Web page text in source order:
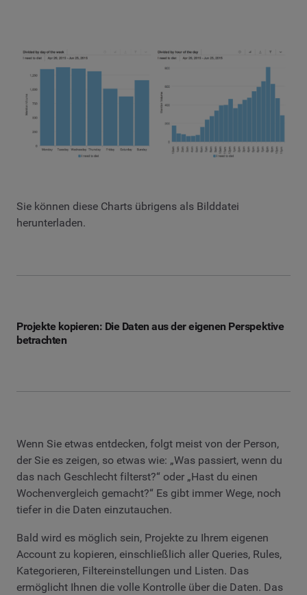
Sie können diese Charts übrigens als Bilddatei
herunterladen.
Projekte kopieren: Die Daten aus der eigenen Perspektive
betrachten
Wenn Sie etwas entdecken, folgt meist von der Person,
der Sie es zeigen, so etwas wie: „Was passiert, wenn du
das nach Geschlecht filterst?“ oder „Hast du einen
Wochenvergleich gemacht?“ Es gibt immer Wege, noch
tiefer in die Daten einzutauchen.
Bald wird es möglich sein, Projekte zu Ihrem eigenen
Account zu kopieren, einschließlich aller Queries, Rules,
Kategorieren, Filtereinstellungen und Listen. Das
ermöglicht Ihnen die volle Kontrolle über die Daten. Das